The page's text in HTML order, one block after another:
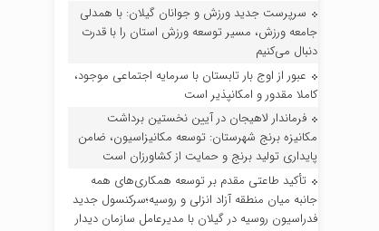
سرپرست جدید ورزش و جوانان گیلان: با همدلی
جامعه ورزش، مسیر توسعه ورزش استان را با قدرت
دنبال می‌کنیم
عبور از اوج بار تابستان با سرمایه اجتماعی موجود،
کاملا مقدور و امکانپذیر است
فرماندار لاهیجان در آیین نخستین برداشت
مکانیزه برنج شهرستان: توسعه مکانیزاسیون، ضامن
پایداری تولید برنج و حمایت از کشاورزان است
تأکید طاعتی مقدم بر توسعه همکاری‌های همه
جانبه میان منطقه آزاد انزلی و روسیه؛سرکنسول جدید
فدراسیون روسیه در گیلان با مدیرعامل سازمان دیدار